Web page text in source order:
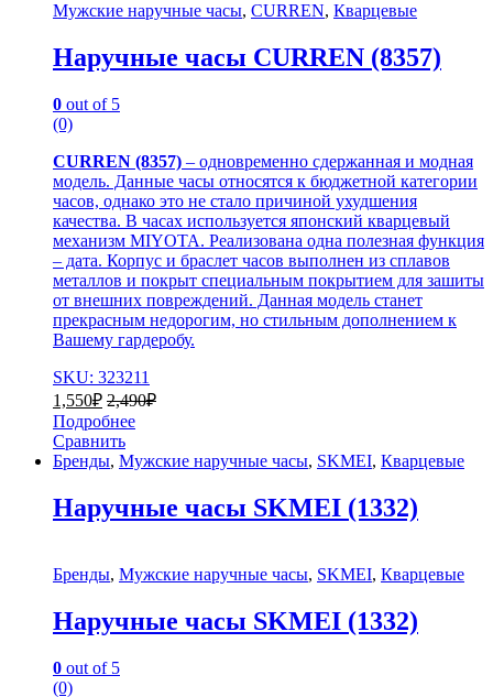
Мужские наручные часы, CURREN, Кварцевые
Наручные часы CURREN (8357)
0 out of 5
(0)
CURREN (8357) – одновременно сдержанная и модная
модель. Данные часы относятся к бюджетной категории
часов, однако это не стало причиной ухудшения
качества. В часах используется японский кварцевый
механизм MIYOTA. Реализована одна полезная функция
– дата. Корпус и браслет часов выполнен из сплавов
металлов и покрыт специальным покрытием для зашиты
от внешних повреждений. Данная модель станет
прекрасным недорогим, но стильным дополнением к
Вашему гардеробу.
SKU: 323211
1,550₽ 2,490₽
Подробнее
Сравнить
Бренды, Мужские наручные часы, SKMEI, Кварцевые
Наручные часы SKMEI (1332)
Бренды, Мужские наручные часы, SKMEI, Кварцевые
Наручные часы SKMEI (1332)
0 out of 5
(0)